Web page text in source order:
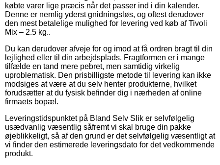
købte varer lige præcis når det passer ind i din kalender.
Denne er nemlig yderst gnidningsløs, og oftest derudover
den mest betalelige mulighed for levering ved køb af Tivoli
Mix – 2.5 kg..
Du kan derudover afveje for og imod at få ordren bragt til din
lejlighed eller til din arbejdsplads. Fragtformen er i mange
tilfælde en tand mere pebret, men samtidig virkelig
uproblematisk. Den prisbilligste metode til levering kan ikke
modsiges at være at du selv henter produkterne, hvilket
forudsætter at du fysisk befinder dig i nærheden af online
firmaets bopæl.
Leveringstidspunktet på Bland Selv Slik er selvfølgelig
usædvanlig væsentlig såfremt vi skal bruge din pakke
øjeblikkeligt, så af den grund er det selvfølgelig væsentligt at
vi finder den estimerede leveringsdato for det vedkommende
produkt.